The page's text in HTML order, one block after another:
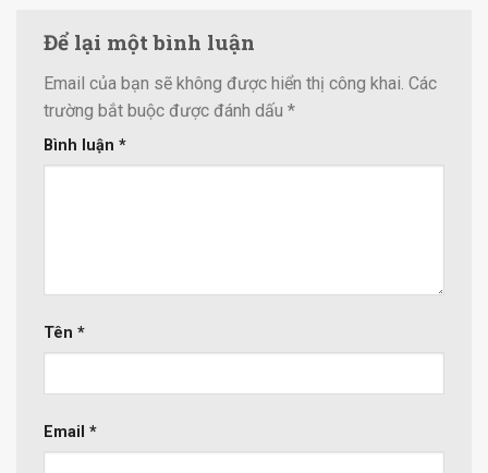
Để lại một bình luận
Email của bạn sẽ không được hiển thị công khai. Các
trường bắt buộc được đánh dấu *
Bình luận *
Tên *
Email *